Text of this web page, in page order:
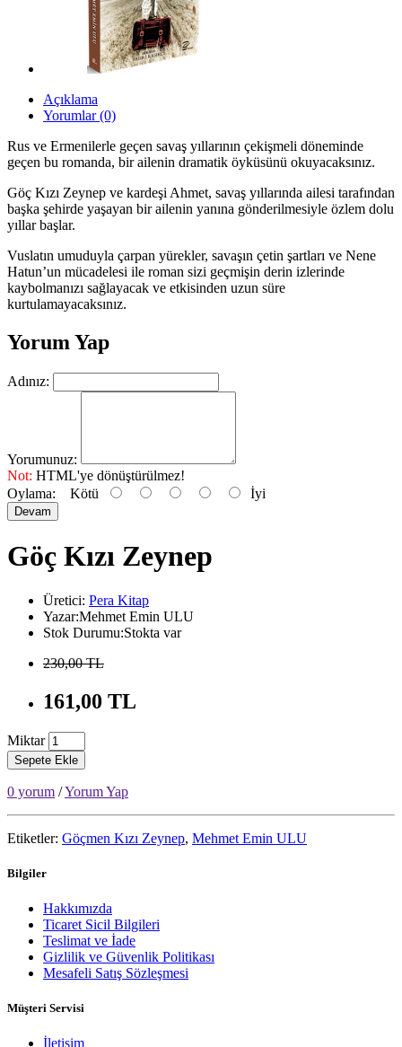
Açıklama
Yorumlar (0)
Rus ve Ermenilerle geçen savaş yıllarının çekişmeli döneminde
geçen bu romanda, bir ailenin dramatik öyküsünü okuyacaksınız.
Göç Kızı Zeynep ve kardeşi Ahmet, savaş yıllarında ailesi tarafından
başka şehirde yaşayan bir ailenin yanına gönderilmesiyle özlem dolu
yıllar başlar.
Vuslatın umuduyla çarpan yürekler, savaşın çetin şartları ve Nene
Hatun’un mücadelesi ile roman sizi geçmişin derin izlerinde
kaybolmanızı sağlayacak ve etkisinden uzun süre
kurtulamayacaksınız.
Yorum Yap
Adınız:
Yorumunuz:
Not: HTML'ye dönüştürülmez!
Oylama: Kötü İyi
Devam
Göç Kızı Zeynep
Üretici: Pera Kitap
Yazar:Mehmet Emin ULU
Stok Durumu:Stokta var
230,00 TL
161,00 TL
Miktar
Sepete Ekle
0 yorum /Yorum Yap
Etiketler: Göçmen Kızı Zeynep, Mehmet Emin ULU
Bilgiler
Hakkımızda
Ticaret Sicil Bilgileri
Teslimat ve İade
Gizlilik ve Güvenlik Politikası
Mesafeli Satış Sözleşmesi
Müşteri Servisi
İletişim